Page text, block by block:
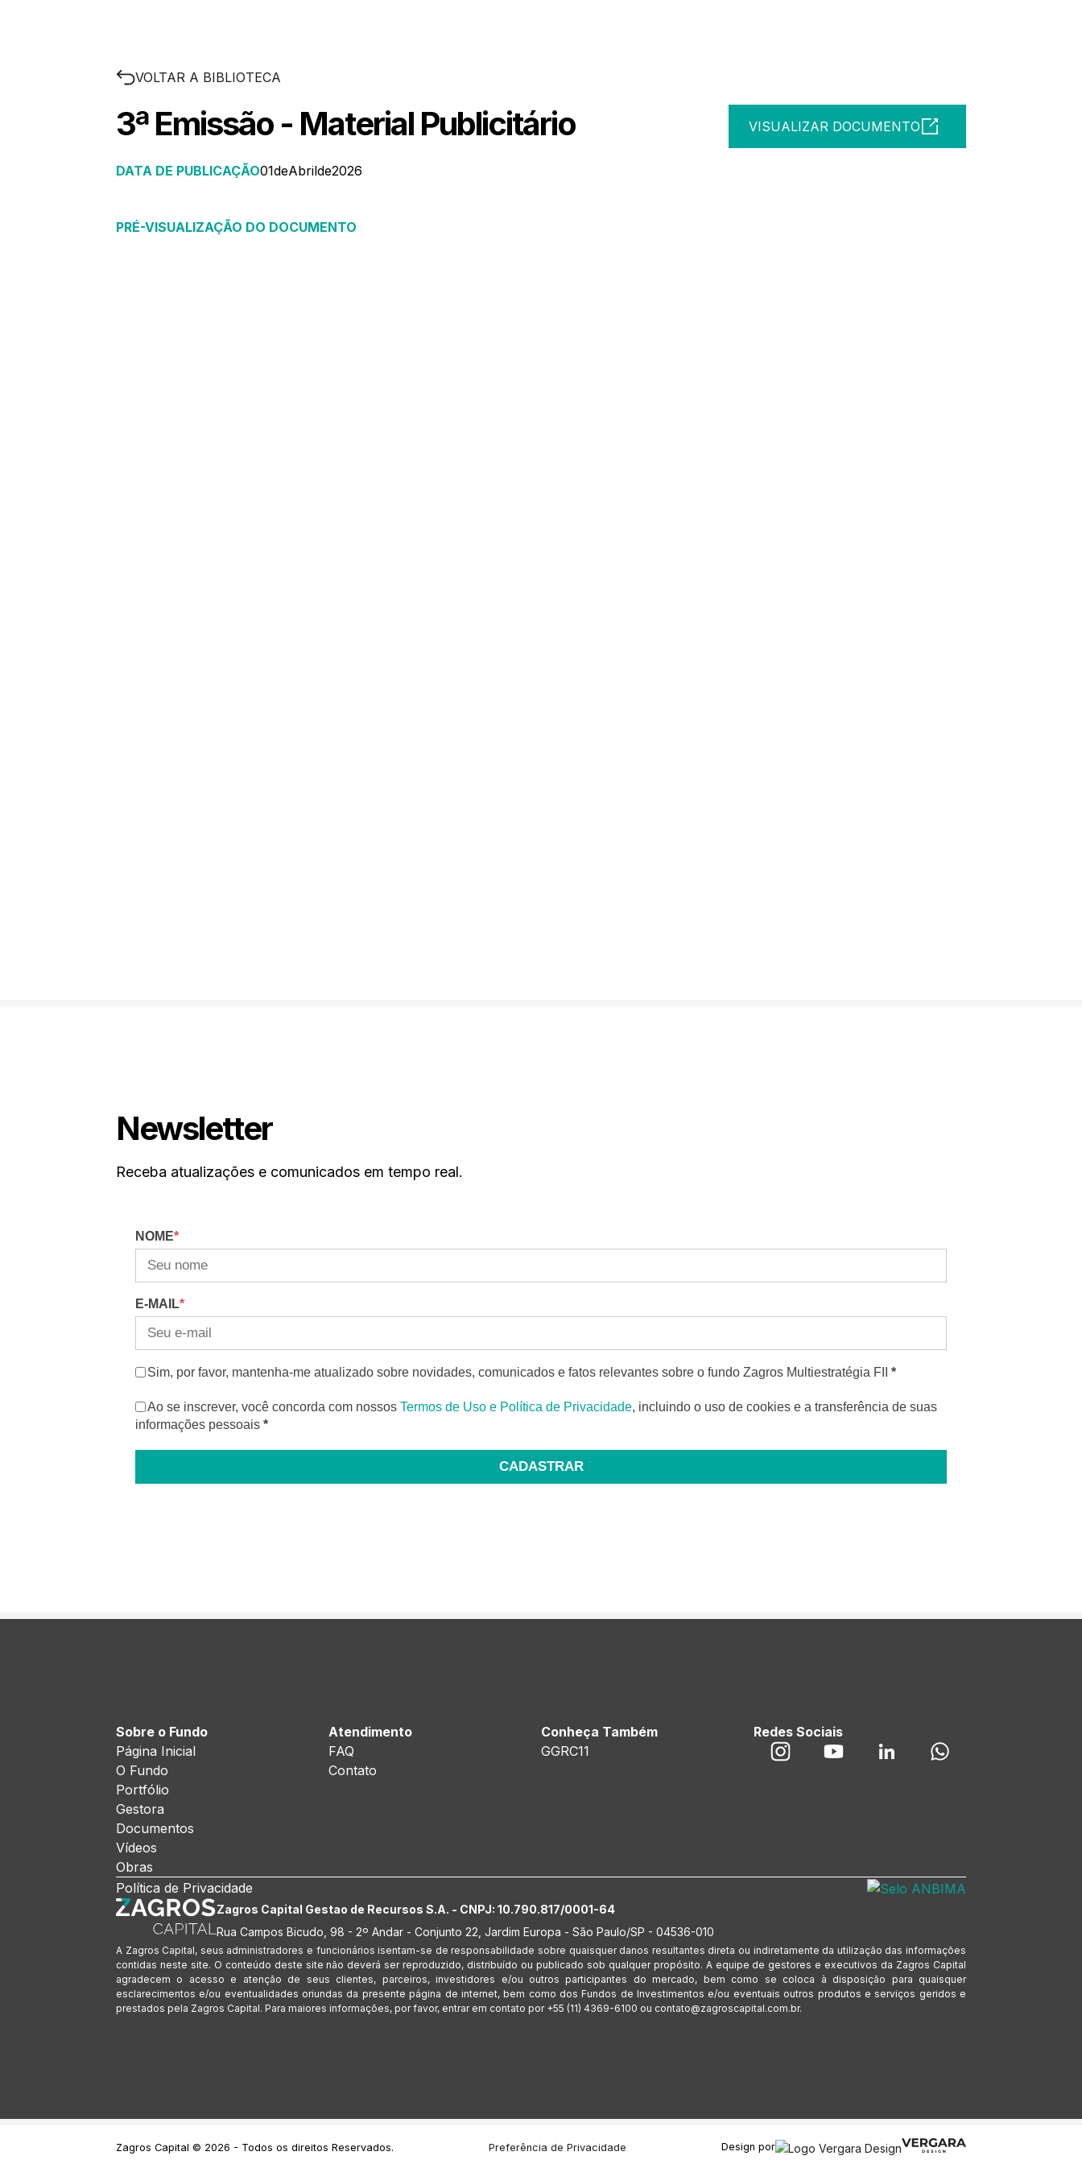
VOLTAR A BIBLIOTECA
3ª Emissão - Material Publicitário VISUALIZAR DOCUMENTO
DATA DE PUBLICAÇÃO01deAbrilde2026
PRÉ-VISUALIZAÇÃO DO DOCUMENTO
Newsletter
Receba atualizações e comunicados em tempo real.
NOME*
E-MAIL*
Sim, por favor, mantenha-me atualizado sobre novidades, comunicados e fatos relevantes sobre o fundo Zagros Multiestratégia FII *
Ao se inscrever, você concorda com nossos Termos de Uso e Política de Privacidade, incluindo o uso de cookies e a transferência de suas
informações pessoais *
CADASTRAR
Sobre o Fundo
Página Inicial
O Fundo
Portfólio
Gestora
Documentos
Vídeos
Obras
Atendimento
FAQ
Contato
Conheça Também
GGRC11
Redes Sociais
Política de Privacidade
Zagros Capital Gestao de Recursos S.A. - CNPJ: 10.790.817/0001-64
Rua Campos Bicudo, 98 - 2º Andar - Conjunto 22, Jardim Europa - São Paulo/SP - 04536-010
A Zagros Capital, seus administradores e funcionários isentam-se de responsabilidade sobre quaisquer danos resultantes direta ou indiretamente da utilização das informações
contidas neste site. O conteúdo deste site não deverá ser reproduzido, distribuído ou publicado sob qualquer propósito. A equipe de gestores e executivos da Zagros Capital
agradecem o acesso e atenção de seus clientes, parceiros, investidores e/ou outros participantes do mercado, bem como se coloca à disposição para quaisquer
esclarecimentos e/ou eventualidades oriundas da presente página de internet, bem como dos Fundos de Investimentos e/ou eventuais outros produtos e serviços geridos e
prestados pela Zagros Capital. Para maiores informações, por favor, entrar em contato por +55 (11) 4369-6100 ou contato@zagroscapital.com.br.
Zagros Capital © 2026 - Todos os direitos Reservados. Preferência de Privacidade Design por